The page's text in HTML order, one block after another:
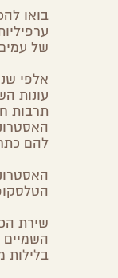
בואו
של
אלפי
עונות
תרבות
להם
השמיים
בלילות